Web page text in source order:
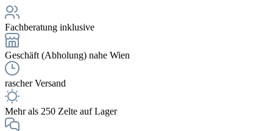
Fachberatung inklusive
Geschäft (Abholung) nahe Wien
rascher Versand
Mehr als 250 Zelte auf Lager